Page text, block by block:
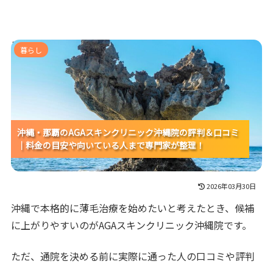
沖縄・那覇のAGAスキンクリニック沖縄院の評判＆口コ
ミ｜料金の目安や向いている人まで専門家が整理！
沖縄・那覇のAGAスキンクリニック沖縄院の評判＆口コミ
｜料金の目安や向いている人まで専門家が整理！
沖縄・那覇のAGAスキンクリニック沖縄院の評判＆口コミ
｜料金の目安や向いている人まで専門家が整理！
沖縄・那覇のAGAスキンクリニック沖縄院の評判＆口コミ
｜料金の目安や向いている人まで専門家が整理！
暮らし
2026年03月30日
沖縄で本格的に薄毛治療を始めたいと考えたとき、候補
に上がりやすいのがAGAスキンクリニック沖縄院です。
ただ、通院を決める前に実際に通った人の口コミや評判